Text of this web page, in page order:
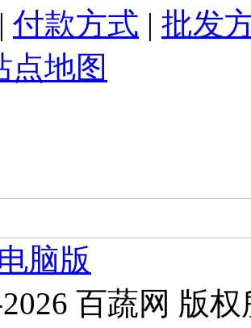
| 付款方式 | 批发
点地图
脑版
百蔬网 版